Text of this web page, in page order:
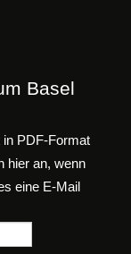
Basel
PDF-Format
hier an, wenn
eine E-Mail